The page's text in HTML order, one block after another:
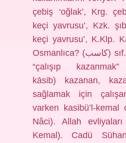
çebiş ‘oğlak’, Krg.
keçi yavrusu’, Kzk.
keçi yavrusu’, K.Klp.
Osmanlıca? (ﻛﺎﺳﺐ) sıf. ve i. (ar. kasb,
“çalışıp
kāsib) kazanan,
sağlamak için
varken kasibü’l-kemal
Nâci). Allah
Kemal). Cadü